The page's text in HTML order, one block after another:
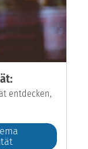
entdecken,